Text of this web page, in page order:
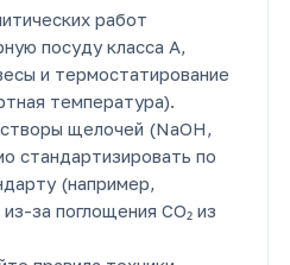
работ
посуду класса А,
и термостатирование
температура).
щелочей (NaOH,
стандартизировать по
(например,
за поглощения CO₂ из